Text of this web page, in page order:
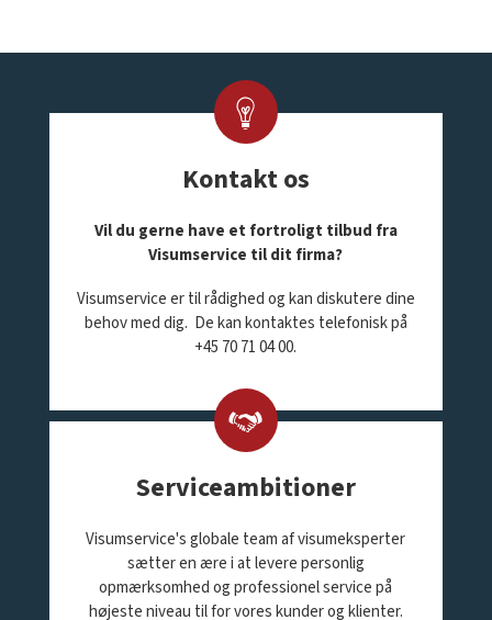
Kontakt os
Vil du gerne have et fortroligt tilbud fra
Visumservice til dit firma?
Visumservice er til rådighed og kan diskutere dine
behov med dig. De kan kontaktes telefonisk på
+45 70 71 04 00.
Serviceambitioner
Visumservice's globale team af visumeksperter
sætter en ære i at levere personlig
opmærksomhed og professionel service på
højeste niveau til for vores kunder og klienter.